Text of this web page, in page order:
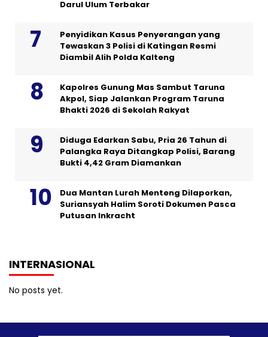
Darul Ulum Terbakar
Penyidikan Kasus Penyerangan yang
Tewaskan 3 Polisi di Katingan Resmi
Diambil Alih Polda Kalteng
Kapolres Gunung Mas Sambut Taruna
Akpol, Siap Jalankan Program Taruna
Bhakti 2026 di Sekolah Rakyat
Diduga Edarkan Sabu, Pria 26 Tahun di
Palangka Raya Ditangkap Polisi, Barang
Bukti 4,42 Gram Diamankan
Dua Mantan Lurah Menteng Dilaporkan,
Suriansyah Halim Soroti Dokumen Pasca
Putusan Inkracht
INTERNASIONAL
No posts yet.